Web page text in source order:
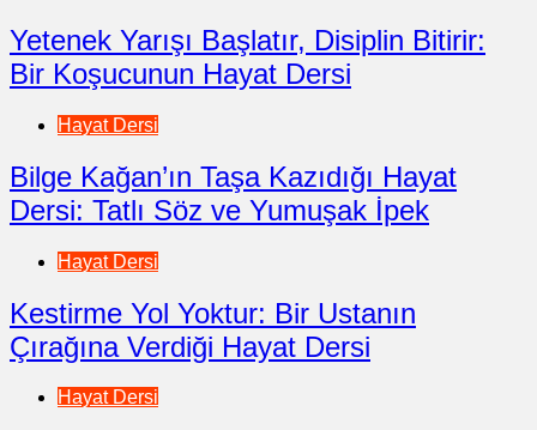
Yetenek Yarışı Başlatır, Disiplin Bitirir:
Bir Koşucunun Hayat Dersi
Hayat Dersi
Bilge Kağan’ın Taşa Kazıdığı Hayat
Dersi: Tatlı Söz ve Yumuşak İpek
Hayat Dersi
Kestirme Yol Yoktur: Bir Ustanın
Çırağına Verdiği Hayat Dersi
Hayat Dersi